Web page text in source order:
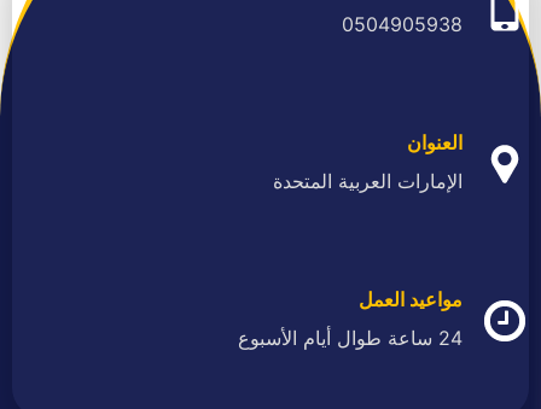
0504905938
العنوان
الإمارات العربية المتحدة
مواعيد العمل
24 ساعة طوال أيام الأسبوع